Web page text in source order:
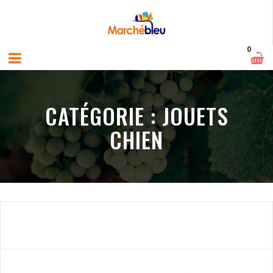
0
CATÉGORIE :JOUETS
CHIEN